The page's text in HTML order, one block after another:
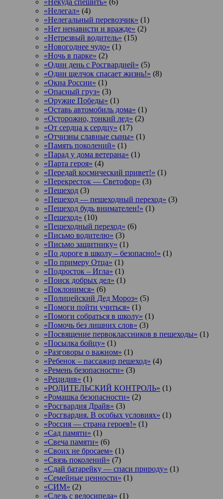
«Некуда спешить» (6)
«Нелегал» (4)
«Нелегальный перевозчик» (1)
«Нет ненависти и вражде» (2)
«Нетрезвый водитель» (15)
«Новогоднее чудо» (1)
«Ночь в парке» (2)
«Один день с Росгвардией» (5)
«Один щелчок спасает жизнь!» (8)
«Окна России» (1)
«Опасный груз» (3)
«Оружие Победы» (1)
«Оставь автомобиль дома» (1)
«Осторожно, тонкий лед» (2)
«От сердца к сердцу» (17)
«Отчизны славные сыны» (1)
«Память поколений» (1)
«Парад у дома ветерана» (1)
«Парта героя» (4)
«Передай космический привет!» (1)
«Перекресток — Светофор» (3)
«Пешеход (3)
«Пешеход — пешеходный переход» (3)
«Пешеход будь внимателен!» (1)
«Пешеход» (10)
«Пешеходный переход» (6)
«Письмо водителю» (3)
«Письмо защитнику» (1)
«По дороге в школу – безопасно!» (1)
«По примеру Отца» (1)
«Подросток ‒ Игла» (1)
«Поиск добрых дел» (1)
«Поклонимся» (6)
«Полицейский Дед Мороз» (5)
«Помоги пойти учиться» (1)
«Помоги собраться в школу» (1)
«Помочь без лишних слов» (3)
«Посвящение первоклассников в пешеходы» (1)
«Посылка бойцу» (1)
«Разговоры о важном» (1)
«Ребенок – пассажир пешеход» (4)
«Ремень безопасности» (3)
«Рецидив» (1)
«РОДИТЕЛЬСКИЙ КОНТРОЛЬ» (1)
«Ромашка безопасности» (2)
«Росгвардия Драйв» (3)
«Росгвардия. В особых условиях» (1)
«Россия — страна героев!» (1)
«Сад памяти» (1)
«Свеча памяти» (6)
«Своих не бросаем» (1)
«Связь поколений» (7)
«Сдай батарейку — спаси природу» (1)
«Семейные ценности» (1)
«СИМ» (2)
«Слезь с велосипеда» (1)